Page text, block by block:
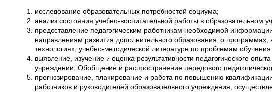
исследование образовательных потребностей социума;
анализ состояния учебно-воспитательной работы в образовательном
предоставление педагогическим работникам необходимой
направлениям развития дополнительного образования, о программах,
технологиях, учебно-методической литературе по проблемам
выявление, изучение и оценка результативности педагогического
учреждении. Обобщение и распространение передового
прогнозирование, планирование и работа по повышению квалификации
работников и руководителей образовательного учреждения,